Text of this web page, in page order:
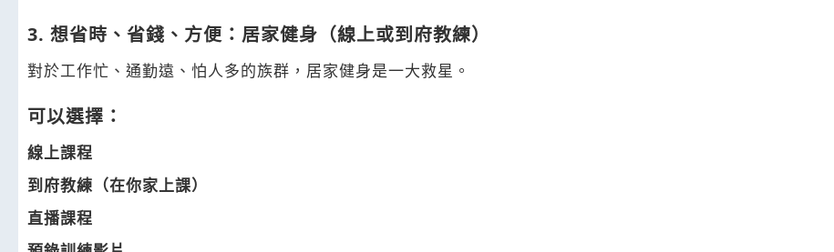
3. 想省時、省錢、方便：居家健身（線上或到府教練）
對於工作忙、通勤遠、怕人多的族群，居家健身是一大救星。
可以選擇：
線上課程
到府教練（在你家上課）
直播課程